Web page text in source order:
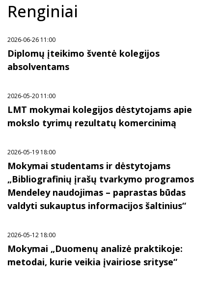
Renginiai
2026-06-26 11:00
Diplomų įteikimo šventė kolegijos
absolventams
2026-05-20 11:00
LMT mokymai kolegijos dėstytojams apie
mokslo tyrimų rezultatų komercinimą
2026-05-19 18:00
Mokymai studentams ir dėstytojams
„Bibliografinių įrašų tvarkymo programos
Mendeley naudojimas – paprastas būdas
valdyti sukauptus informacijos šaltinius“
2026-05-12 18:00
Mokymai „Duomenų analizė praktikoje:
metodai, kurie veikia įvairiose srityse“